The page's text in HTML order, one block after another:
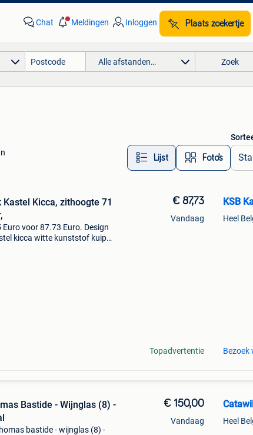
Chat Meldingen Inloggen Plaats zoekertje
Alle afstanden… Zoek
Lijst Foto’s
Kicca, zithoogte 71
voor 87.73 Euro. Design
kicca witte kunststof kuip
€ 87,73
Vandaag
Topadvertentie
KSB
Heel
Bezoek
Bastide - Wijnglas (8) -
bastide - wijnglas (8) -
€ 150,00
Vandaag Heel